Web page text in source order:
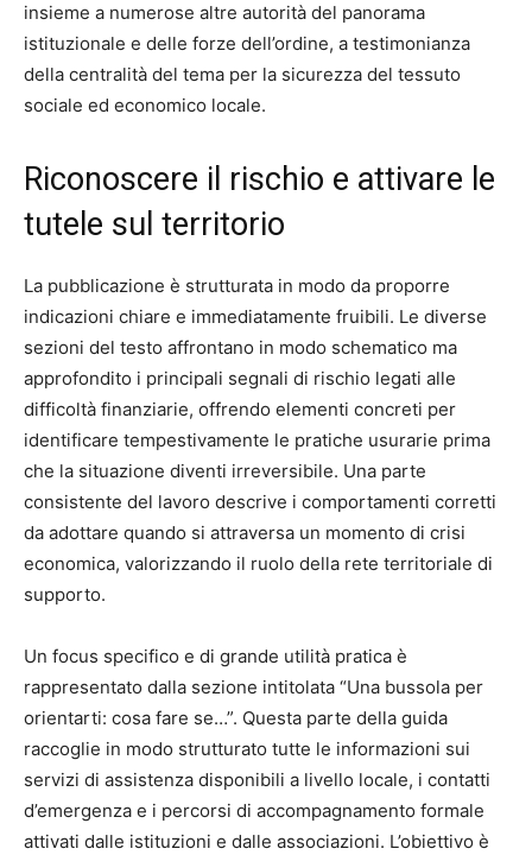
insieme a numerose altre autorità del panorama
istituzionale e delle forze dell’ordine, a testimonianza
della centralità del tema per la sicurezza del tessuto
sociale ed economico locale.
Riconoscere il rischio e attivare le
tutele sul territorio
La pubblicazione è strutturata in modo da proporre
indicazioni chiare e immediatamente fruibili. Le diverse
sezioni del testo affrontano in modo schematico ma
approfondito i principali segnali di rischio legati alle
difficoltà finanziarie, offrendo elementi concreti per
identificare tempestivamente le pratiche usurarie prima
che la situazione diventi irreversibile. Una parte
consistente del lavoro descrive i comportamenti corretti
da adottare quando si attraversa un momento di crisi
economica, valorizzando il ruolo della rete territoriale di
supporto.
Un focus specifico e di grande utilità pratica è
rappresentato dalla sezione intitolata “Una bussola per
orientarti: cosa fare se…”. Questa parte della guida
raccoglie in modo strutturato tutte le informazioni sui
servizi di assistenza disponibili a livello locale, i contatti
d’emergenza e i percorsi di accompagnamento formale
attivati dalle istituzioni e dalle associazioni. L’obiettivo è